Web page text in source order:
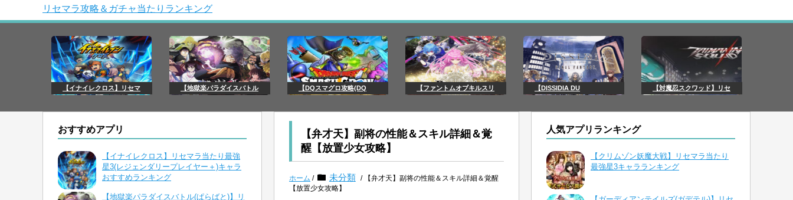
リセマラ攻略＆ガチャ当たりランキング
【イナイレクロス】リセマ 【地獄楽パラダイスバトル 【DQスマグロ攻略(DQ 【ファントムオブキルスリ 【DISSIDIA DU 【対魔忍スクワッド】リセ
おすすめアプリ
【イナイレクロス】リセマラ当たり最強
星3(レジェンダリープレイヤー＋)キャラ
おすすめランキング
【地獄楽パラダイスバトル(ぱらばと)】リ
【弁才天】副将の性能＆スキル詳細＆覚
醒【放置少女攻略】
ホーム / 未分類 / 【弁才天】副将の性能＆スキル詳細＆覚醒
【放置少女攻略】
人気アプリランキング
【クリムゾン妖魔大戦】リセマラ当たり
最強星3キャラランキング